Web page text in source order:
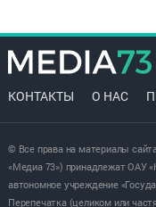
КОНТАКТЫ О НАС
© Все права на материалы
«Медиа 73») принадлежат ОАУ
автономное учреждение
Перепечатка (целиком или